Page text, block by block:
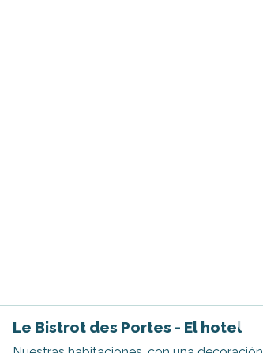
Le Bistrot des Portes - El hotel